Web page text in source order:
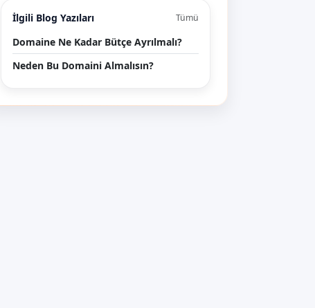
İlgili Blog Yazıları Tümü
Domaine Ne Kadar Bütçe Ayrılmalı?
Neden Bu Domaini Almalısın?